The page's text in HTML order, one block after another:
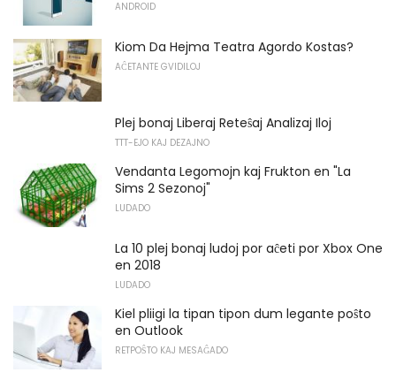
ANDROID
Kiom Da Hejma Teatra Agordo Kostas?
AĈETANTE GVIDILOJ
Plej bonaj Liberaj Reteŝaj Analizaj Iloj
TTT-EJO KAJ DEZAJNO
Vendanta Legomojn kaj Frukton en "La
Sims 2 Sezonoj"
LUDADO
La 10 plej bonaj ludoj por aĉeti por Xbox One
en 2018
LUDADO
Kiel pliigi la tipan tipon dum legante poŝto
en Outlook
RETPOŜTO KAJ MESAĜADO